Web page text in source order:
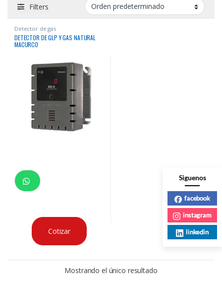
Filters
Detector de gas
DETECTOR DE GLP Y GAS NATURAL
MACURCO
Cotizar
Mostrando el único resultado
Siguenos
facebook
instagram
linkedin